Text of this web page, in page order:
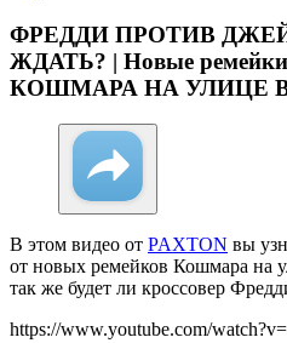
ФРЕДДИ ПРОТИВ
ЖДАТЬ? | Новые
КОШМАРА НА УЛИЦЕ
В этом видео от PAXTON вы
от новых ремейков Кошмара на
так же будет ли кроссовер
https://www.youtube.com/